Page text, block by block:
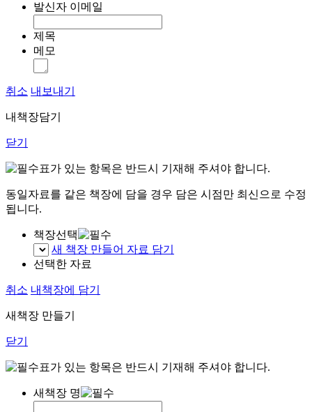
발신자 이메일
제목
메모
취소 내보내기
내책장담기
닫기
표가 있는 항목은 반드시 기재해 주셔야 합니다.
동일자료를 같은 책장에 담을 경우 담은 시점만 최신으로 수정
됩니다.
책장선택
새 책장 만들어 자료 담기
선택한 자료
취소 내책장에 담기
새책장 만들기
닫기
표가 있는 항목은 반드시 기재해 주셔야 합니다.
새책장 명